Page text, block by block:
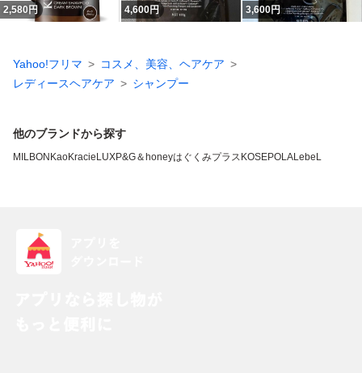
2,580 円 4,600円 3,600円
Yahoo!フリマ
コスメ、美容、ヘアケア
レディースヘアケア
シャンプー
他のブランドから探す
MILBON KaoKracie LUXP&G＆honeyはぐくみプラス KOSEPOLALebeL